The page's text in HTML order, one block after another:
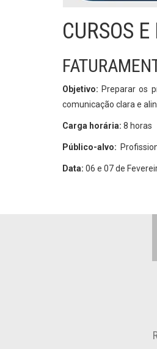
CURSOS
Objetivo: Preparar os
comunicação clara e
Carga horária: 8
Público-alvo:
Data: 06 e 07 de